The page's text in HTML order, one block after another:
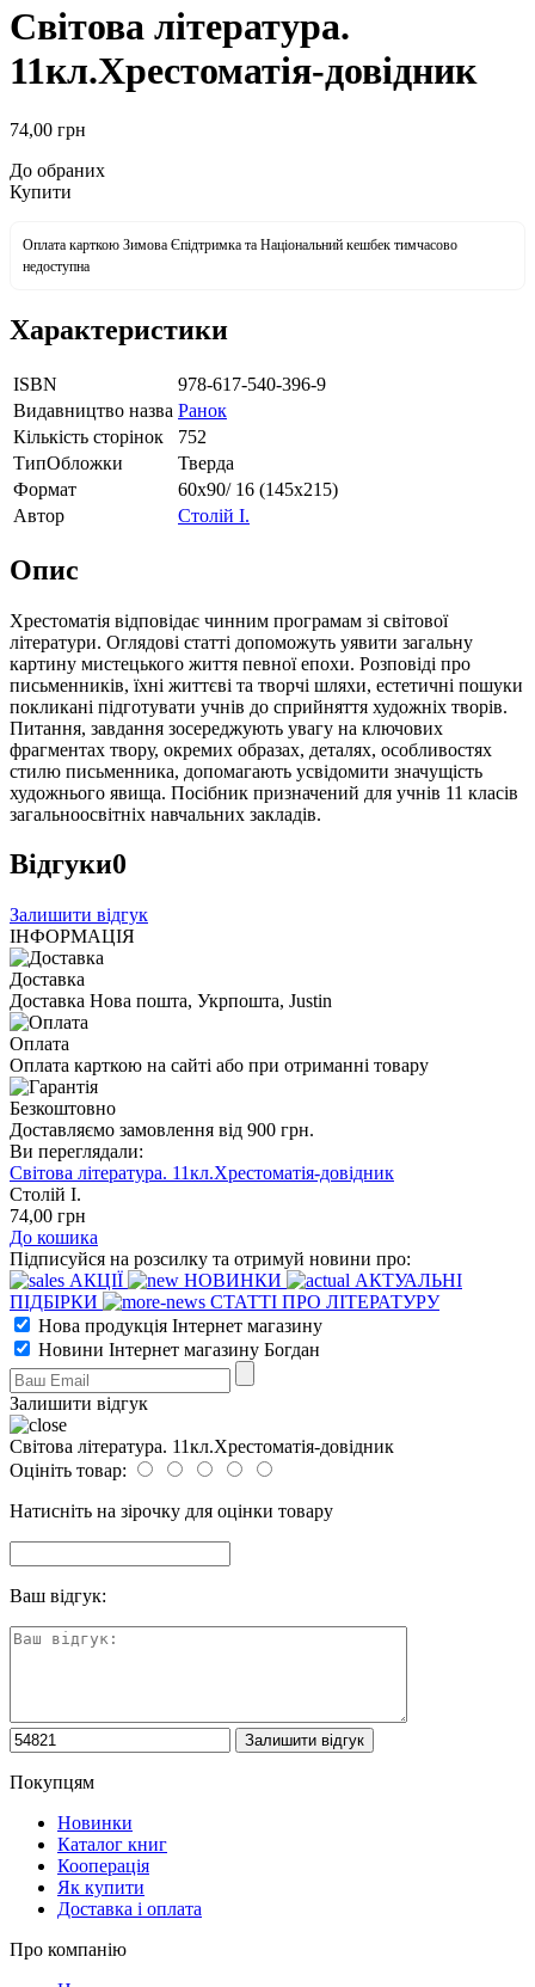
Світова література.
11кл.Хрестоматія-довідник
74,00 грн
До обраних
Купити
Оплата карткою Зимова Єпідтримка та Національний кешбек тимчасово
недоступна
Характеристики
ISBN
978-617-540-396-9
Видавництво назва Ранок
Кількість сторінок
752
ТипОбложки
Тверда
Формат
60х90/ 16 (145х215)
Автор
Столій І.
Опис
Хрестоматія відповідає чинним програмам зі світової
літератури. Оглядові статті допоможуть уявити загальну
картину мистецького життя певної епохи. Розповіді про
письменників, їхні життєві та творчі шляхи, естетичні пошуки
покликані підготувати учнів до сприйняття художніх творів.
Питання, завдання зосереджують увагу на ключових
фрагментах твору, окремих образах, деталях, особливостях
стилю письменника, допомагають усвідомити значущість
художнього явища. Посібник призначений для учнів 11 класів
загальноосвітніх навчальних закладів.
Відгуки0
Залишити відгук
ІНФОРМАЦІЯ
Доставка
Доставка Нова пошта, Укрпошта, Justin
Оплата
Оплата карткою на сайті або при отриманні товару
Безкоштовно
Доставляємо замовлення від 900 грн.
Ви переглядали:
Світова література. 11кл.Хрестоматія-довідник
Столій І.
74,00 грн
До кошика
Підписуйся на розсилку та отримуй новини про:
АКЦІЇ
НОВИНКИ
АКТУАЛЬНІ
ПІДБІРКИ
СТАТТІ ПРО ЛІТЕРАТУРУ
Нова продукція Інтернет магазину
Новини Інтернет магазину Богдан
Залишити відгук
Світова література. 11кл.Хрестоматія-довідник
Оцініть товар:
Натисніть на зірочку для оцінки товару
Ваш відгук:
Покупцям
Новинки
Каталог книг
Кооперація
Як купити
Доставка і оплата
Про компанію